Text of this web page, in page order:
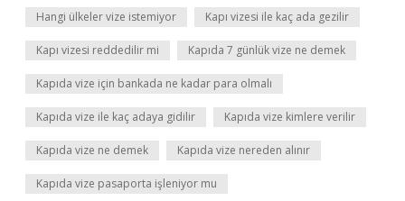
Hangi ülkeler vize istemiyor Kapı vizesi ile kaç ada gezilir
Kapı vizesi reddedilir mi Kapıda 7 günlük vize ne demek
Kapıda vize için bankada ne kadar para olmalı
Kapıda vize ile kaç adaya gidilir Kapıda vize kimlere verilir
Kapıda vize ne demek Kapıda vize nereden alınır
Kapıda vize pasaporta işleniyor mu